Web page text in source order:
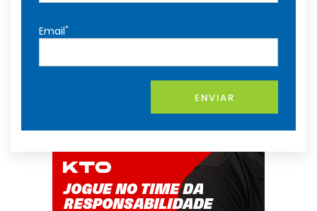
Email*
ENVIAR